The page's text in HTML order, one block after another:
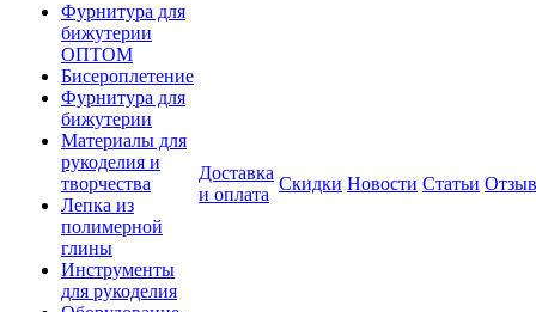
Фурнитура для
бижутерии
ОПТОМ
Бисероплетение
Фурнитура для
бижутерии
Материалы для
рукоделия и
творчества
Лепка из
полимерной
глины
Инструменты
для рукоделия
Доставка
и оплата
Скидки Новости Статьи